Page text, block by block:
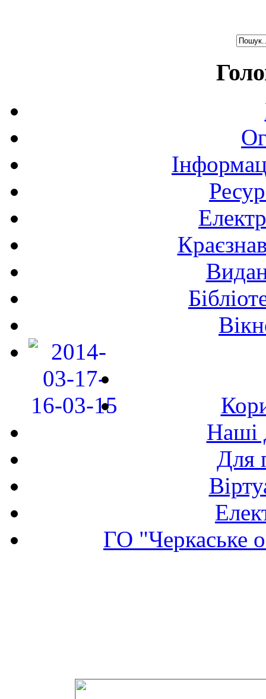
Наші
Для
ГО "Черкаське